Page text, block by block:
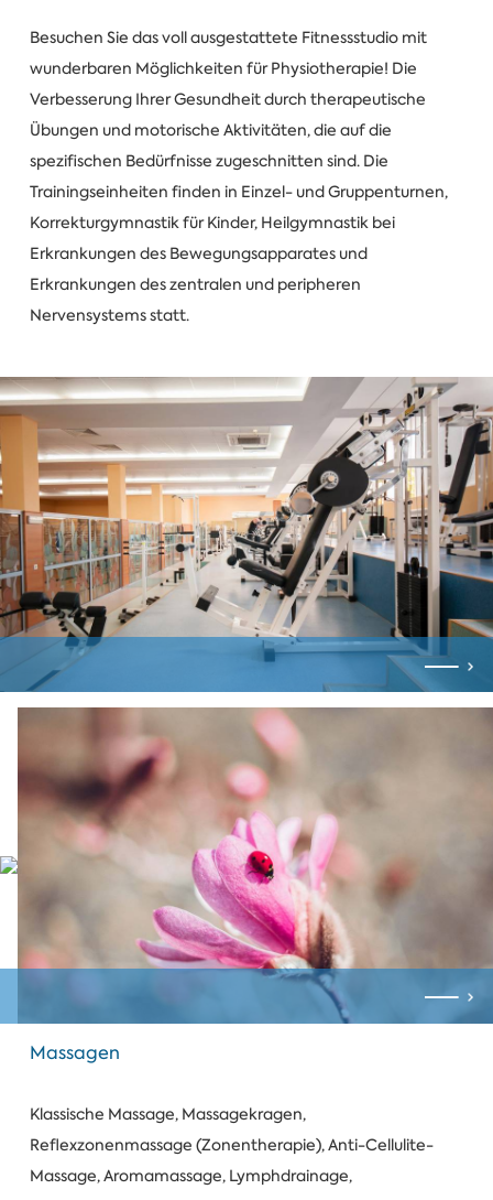
Besuchen Sie das voll ausgestattete Fitnessstudio mit
wunderbaren Möglichkeiten für Physiotherapie! Die
Verbesserung Ihrer Gesundheit durch therapeutische
Übungen und motorische Aktivitäten, die auf die
spezifischen Bedürfnisse zugeschnitten sind. Die
Trainingseinheiten finden in Einzel- und Gruppenturnen,
Korrekturgymnastik für Kinder, Heilgymnastik bei
Erkrankungen des Bewegungsapparates und
Erkrankungen des zentralen und peripheren
Nervensystems statt.
Massagen
Klassische Massage, Massagekragen,
Reflexzonenmassage (Zonentherapie), Anti-Cellulite-
Massage, Aromamassage, Lymphdrainage,